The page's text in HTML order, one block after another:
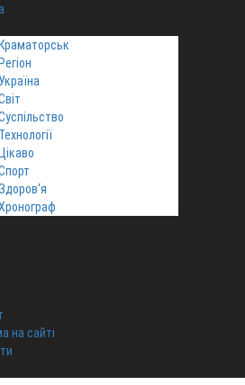
Краматорськ
Регіон
Україна
Технології
Цікаво
на сайті